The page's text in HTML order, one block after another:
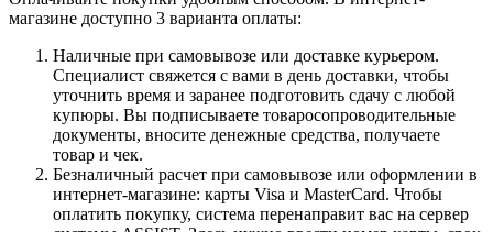
магазине доступно 3 варианта оплаты:
Наличные при самовывозе или доставке курьером.
Специалист свяжется с вами в день доставки, чтобы
уточнить время и заранее подготовить сдачу с любой
купюры. Вы подписываете товаросопроводительные
документы, вносите денежные средства, получаете
товар и чек.
Безналичный расчет при самовывозе или оформлении в
интернет-магазине: карты Visa и MasterCard. Чтобы
оплатить покупку, система перенаправит вас на сервер